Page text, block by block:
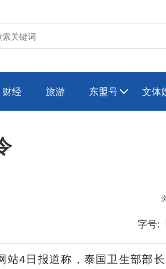
财经 旅游 东盟号 文体
字号:
站4日报道称，泰国卫生部部